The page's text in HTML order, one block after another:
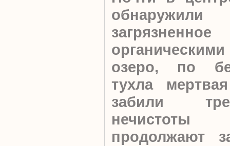
обнаружили
загрязненное
озеро, по
тухла
забили
нечистоты
продолжают